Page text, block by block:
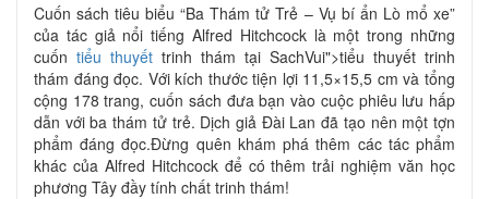
Cuốn sách tiêu biểu “Ba Thám tử Trẻ – Vụ bí ẩn Lò mổ xe”
của tác giả nổi tiếng Alfred Hitchcock là một trong những
cuốn tiểu thuyết trinh thám tại SachVui">tiểu thuyết trinh
thám đáng đọc. Với kích thước tiện lợi 11,5×15,5 cm và tổng
cộng 178 trang, cuốn sách đưa bạn vào cuộc phiêu lưu hấp
dẫn với ba thám tử trẻ. Dịch giả Đài Lan đã tạo nên một tợn
phẩm đáng đọc.Đừng quên khám phá thêm các tác phẩm
khác của Alfred Hitchcock để có thêm trải nghiệm văn học
phương Tây đầy tính chất trinh thám!